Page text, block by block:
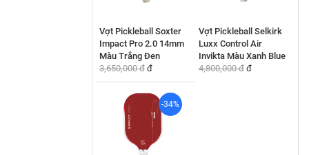
Vợt Pickleball Soxter
Impact Pro 2.0 14mm
Màu Trắng Đen
3,650,000 đ đ
Vợt Pickleball Selkirk
Luxx Control Air
Invikta Màu Xanh Blue
4,800,000 đ đ
-34%